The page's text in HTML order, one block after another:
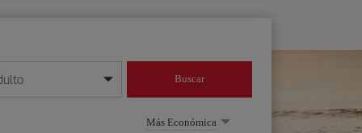
mes/año
Buscar
Más Económica